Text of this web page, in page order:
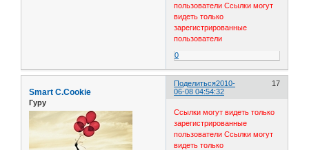
пользователи Ссылки могут
видеть только
зарегистрированные
пользователи
0
Поделиться 17
2010-
06-08 04:54:32
Smart C.Cookie
Гуру
Ссылки могут видеть только
зарегистрированные
пользователи Ссылки могут
видеть только